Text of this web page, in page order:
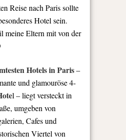
Reise nach Paris sollte
Hotel sein.
meine Eltern mit von der
Hotels in Paris–
und glamouröse 4-
l – liegt versteckt in
umgeben von
Cafes und
Viertel von